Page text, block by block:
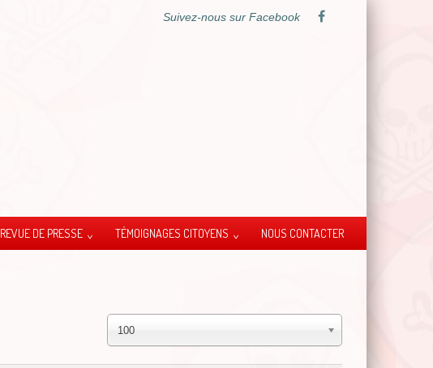
Suivez-nous sur Facebook
REVUE DE PRESSE TÉMOIGNAGES CITOYENS NOUS CONTACTER
100